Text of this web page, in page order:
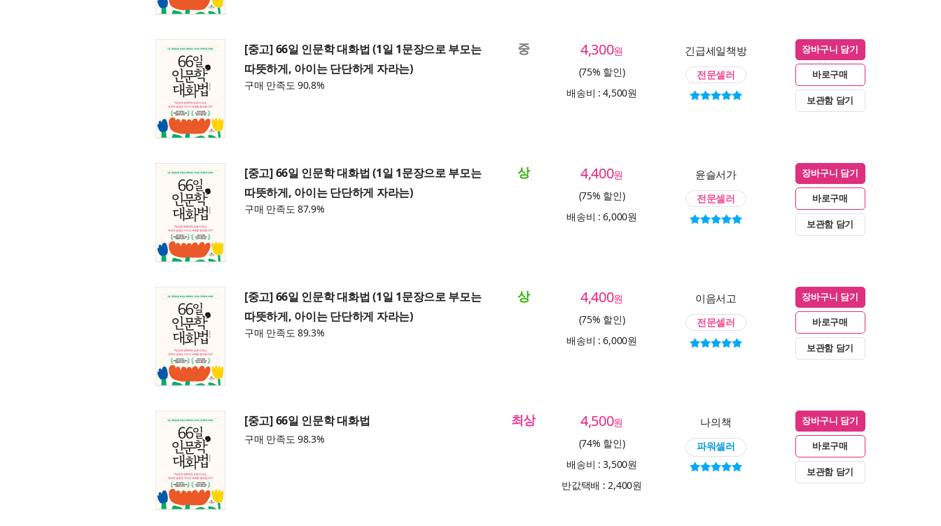
[중고] 66일 인문학 대화법 (1일 1문장으로 부모는
따뜻하게, 아이는 단단하게 자라는)
구매 만족도 90.8%
중 4,300원
(75% 할인)
배송비 : 4,500원
긴급세일책방
전문셀러
장바구니 담기
바로구매
보관함 담기
[중고] 66일 인문학 대화법 (1일 1문장으로 부모는
따뜻하게, 아이는 단단하게 자라는)
구매 만족도 87.9%
상 4,400원
(75% 할인)
배송비 : 6,000원
윤슬서가
전문셀러
장바구니 담기
바로구매
보관함 담기
[중고] 66일 인문학 대화법 (1일 1문장으로 부모는
따뜻하게, 아이는 단단하게 자라는)
구매 만족도 89.3%
상 4,400원
(75% 할인)
배송비 : 6,000원
이음서고
전문셀러
장바구니 담기
바로구매
보관함 담기
[중고] 66일 인문학 대화법
구매 만족도 98.3%
최상 4,500원
(74% 할인)
배송비 : 3,500원
반값택배 : 2,400원
나의책
파워셀러
장바구니 담기
바로구매
보관함 담기